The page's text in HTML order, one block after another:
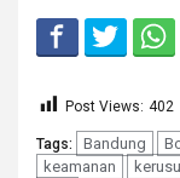
Post Views: 402
Tags: Bandung
keamanan